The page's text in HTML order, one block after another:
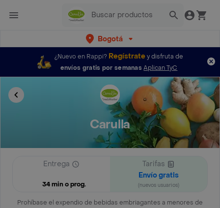
Bogotá
¿Nuevo en Rappi? Regístratey disfruta de
envíos gratis por semanas Aplican TyC
Carulla
Entrega
34 min o prog.
Tarifas
Envío gratis
(nuevos usuarios)
Prohíbase el expendio de bebidas embriagantes a menores de